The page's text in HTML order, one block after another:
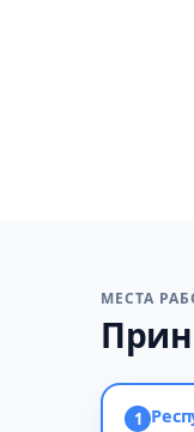
МЕСТА
1